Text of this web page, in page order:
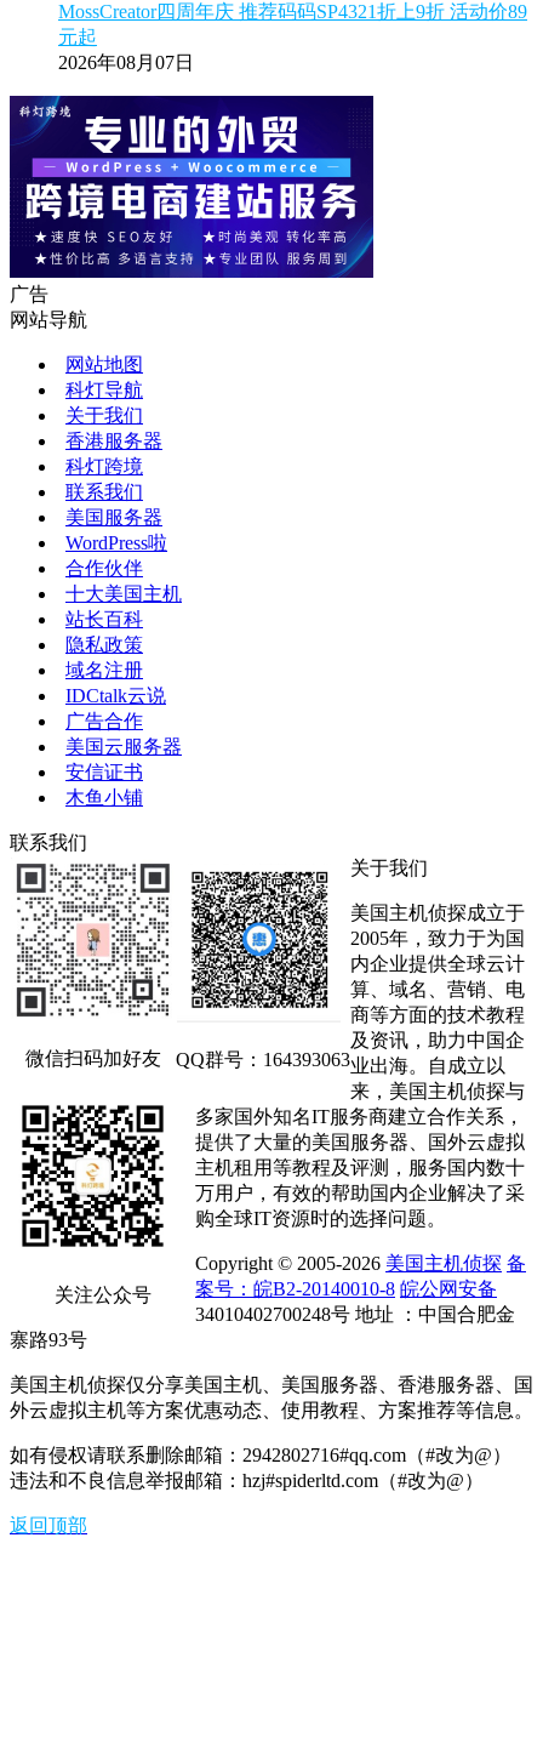
MossCreator四周年庆 推荐码码SP4321折上9折 活动价89
元起
2026年08月07日
广告
网站导航
网站地图
科灯导航
关于我们
香港服务器
科灯跨境
联系我们
美国服务器
WordPress啦
合作伙伴
十大美国主机
站长百科
隐私政策
域名注册
IDCtalk云说
广告合作
美国云服务器
安信证书
木鱼小铺
联系我们
微信扫码加好友 QQ群号：164393063
关注公众号
关于我们
美国主机侦探成立于
2005年，致力于为国
内企业提供全球云计
算、域名、营销、电
商等方面的技术教程
及资讯，助力中国企
业出海。自成立以
来，美国主机侦探与
多家国外知名IT服务商建立合作关系，
提供了大量的美国服务器、国外云虚拟
主机租用等教程及评测，服务国内数十
万用户，有效的帮助国内企业解决了采
购全球IT资源时的选择问题。
Copyright © 2005-2026 美国主机侦探 备
案号：皖B2-20140010-8 皖公网安备
34010402700248号 地址 ：中国合肥金
寨路93号
美国主机侦探仅分享美国主机、美国服务器、香港服务器、国
外云虚拟主机等方案优惠动态、使用教程、方案推荐等信息。
如有侵权请联系删除邮箱：2942802716#qq.com（#改为@）
违法和不良信息举报邮箱：hzj#spiderltd.com（#改为@）
返回顶部